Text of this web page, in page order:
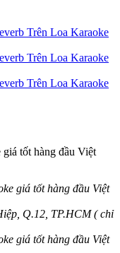
Trên Loa Karaoke
Trên Loa Karaoke
Trên Loa Karaoke
tốt hàng đầu Việt
Q.12, TP.HCM ( chỉ